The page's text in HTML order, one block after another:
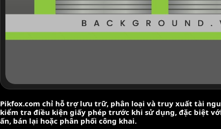
Pikfox.com chỉ hỗ trợ lưu trữ, phân loại và truy xuất tài
kiểm tra điều kiện giấy phép trước khi sử dụng, đặc biệt
ấn, bán lại hoặc phân phối công khai.